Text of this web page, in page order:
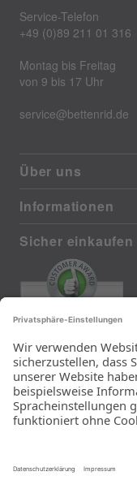
Service-Telefon
+49 (0)89 211 01 316
Montag bis Freitag
von 9 bis 17 Uhr
service@bettenrid.de
Über uns
Informationen
Sicher einkaufen
385 reviews from real customers
(last 12 months)
Total: 11283
Die Auswahl und die
Einfachheit der
Bestellung.